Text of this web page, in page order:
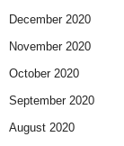
December 2020
November 2020
October 2020
September 2020
August 2020